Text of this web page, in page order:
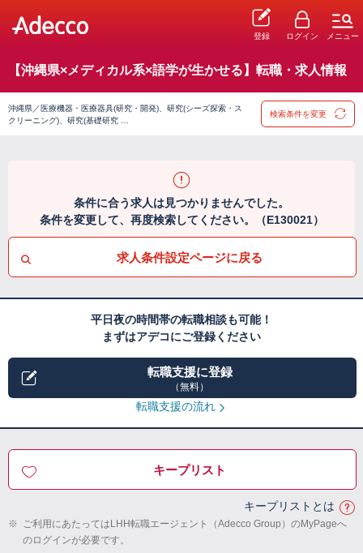
登録 ログイン メニュー
【沖縄県×メディカル系×語学が生かせる】転職・求人情報
沖縄県／医療機器・医療器具(研究・開発)、研究(シーズ探索・ス
クリーニング)、研究(基礎研究 …
検索条件を変更
条件に合う求人は見つかりませんでした。
条件を変更して、再度検索してください。（E130021）
求人条件設定ページに戻る
平日夜の時間帯の転職相談も可能！
まずはアデコにご登録ください
転職支援に登録
（無料）
転職支援の流れ
キープリスト
キープリストとは
※ ご利用にあたってはLHH転職エージェント（Adecco Group）のMyPageへ
のログインが必要です。